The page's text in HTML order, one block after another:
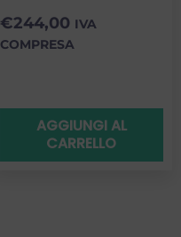
€244,00 IVA
COMPRESA
AGGIUNGI AL
CARRELLO